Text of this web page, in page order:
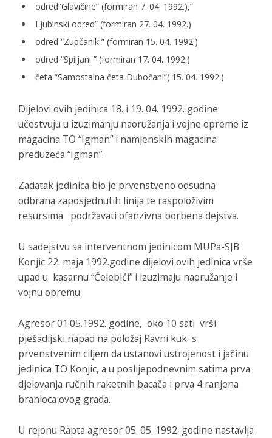
odred”Glavičine” (formiran 7. 04. 1992.),”
Ljubinski odred” (formiran 27. 04. 1992.)
odred “Zupčanik ” (formiran 15. 04. 1992.)
odred “Spiljani ” (formiran 17. 04. 1992.)
četa “Samostalna četa Dubočani”( 15. 04. 1992.).
Dijelovi ovih jedinica 18. i 19. 04. 1992. godine
učestvuju u izuzimanju naoružanja i vojne opreme iz
magacina TO “Igman” i namjenskih magacina
preduzeća “Igman”.
Zadatak jedinica bio je prvenstveno odsudna
odbrana zaposjednutih linija te raspoloživim
resursima podržavati ofanzivna borbena dejstva.
U sadejstvu sa interventnom jedinicom MUPa-SJB
Konjic 22. maja 1992.godine dijelovi ovih jedinica vrše
upad u kasarnu “Čelebići” i izuzimaju naoružanje i
vojnu opremu.
Agresor 01.05.1992. godine, oko 10 sati vrši
pješadijski napad na položaj Ravni kuk s
prvenstvenim ciljem da ustanovi ustrojenost i jačinu
jedinica TO Konjic, a u poslijepodnevnim satima prva
djelovanja ručnih raketnih bacača i prva 4 ranjena
branioca ovog grada.
U rejonu Rapta agresor 05. 05. 1992. godine nastavlja